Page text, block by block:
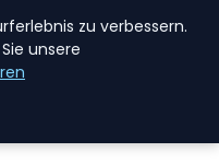
JOBS
zu verbessern.
unsere